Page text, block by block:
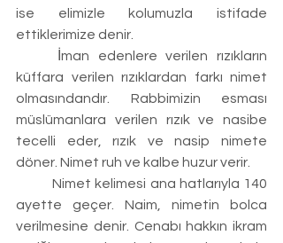
ise elimizle kolumuzla istifade
ettiklerimize denir.
küffara verilen rızıklardan farkı nimet
olmasındandır. Rabbimizin esması
müslümanlara verilen rızık ve nasibe
tecelli eder, rızık ve nasip nimete
döner. Nimet ruh ve kalbe huzur verir.
	Nimet kelimesi ana hatlarıyla 140
ayette geçer. Naim, nimetin bolca
verilmesine denir. Cenabı hakkın ikram